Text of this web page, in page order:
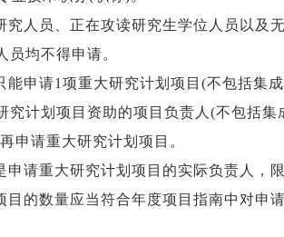
究人员、正在攻读研究生学位人员以及
员均不得申请。
能申请1项重大研究计划项目(不包括集
究计划项目资助的项目负责人(不包括集
申请重大研究计划项目。
申请重大研究计划项目的实际负责人，限
目的数量应当符合年度项目指南中对申